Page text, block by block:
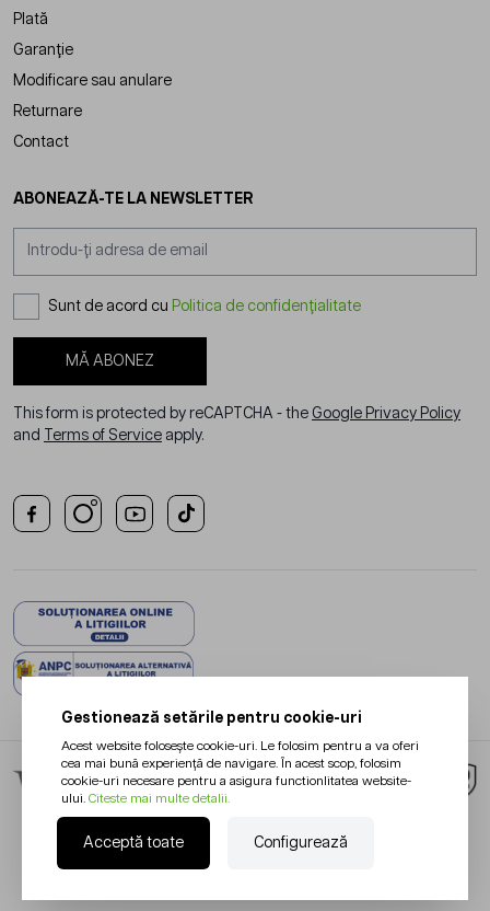
Plată
Garanție
Modificare sau anulare
Returnare
Contact
ABONEAZĂ-TE LA NEWSLETTER
Sunt de acord cu Politica de confidențialitate
MĂ ABONEZ
This form is protected by reCAPTCHA - the Google Privacy Policy
and
Terms of Service apply.
Gestionează setările pentru cookie-uri
Acest website folosește cookie-uri. Le folosim pentru a va oferi
cea mai bună experiență de navigare. În acest scop, folosim
cookie-uri necesare pentru a asigura functionlitatea website-
ului. Citeste mai multe detalii.
Acceptă toate Configurează